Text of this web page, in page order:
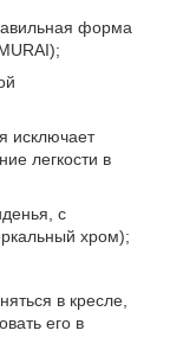
форма
исключает
легкости в
с
хром);
в кресле,
его в